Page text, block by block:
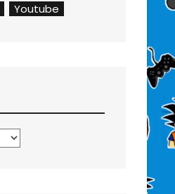
Youtube